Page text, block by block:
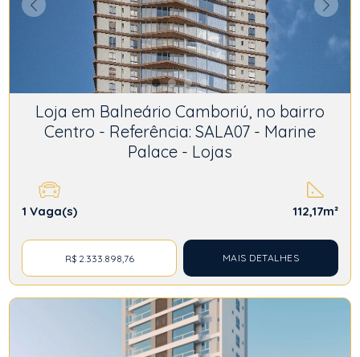
Loja em Balneário Camboriú, no bairro
Centro - Referência: SALA07 - Marine
Palace - Lojas
1 Vaga(s) 112,17m²
R$ 2.333.898,76 MAIS DETALHES